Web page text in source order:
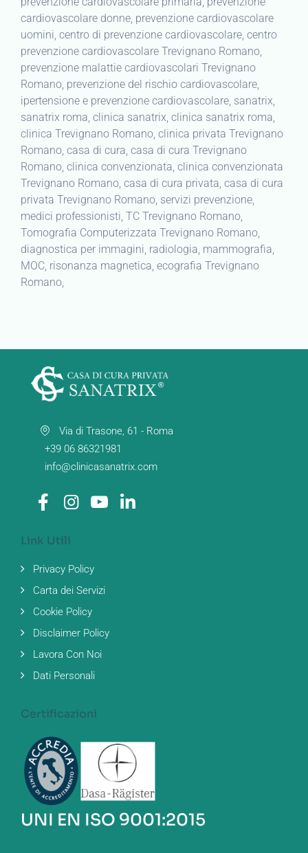
cardiovascolare donne, prevenzione cardiovascolare
uomini, centro di prevenzione cardiovascolare, centro
prevenzione cardiovascolare Trevignano Romano,
prevenzione malattie cardiovascolari Trevignano
Romano, prevenzione del rischio cardiovascolare,
ipertensione e prevenzione cardiovascolare, sanatrix,
sanatrix roma, clinica sanatrix, clinica sanatrix roma,
clinica Trevignano Romano, clinica privata Trevignano
Romano, casa di cura, casa di cura Trevignano
Romano, clinica convenzionata, clinica convenzionata
Trevignano Romano, casa di cura privata, casa di cura
privata Trevignano Romano, servizi prevenzione,
medici professionisti, TC Trevignano Romano,
Tomografia Computerizzata Trevignano Romano,
diagnostica per immagini, radiologia, mammografia,
MOC, risonanza magnetica, ecografia Trevignano
Romano,
Via di Trasone, 61 - Roma
+39 06 86321981
info@clinicasanatrix.com
Link Utili
Privacy Policy
Carta dei Servizi
Cookie Policy
Disclaimer Policy
Lavora Con Noi
Dati Personali
Certificazioni
UNI EN ISO 9001:2015